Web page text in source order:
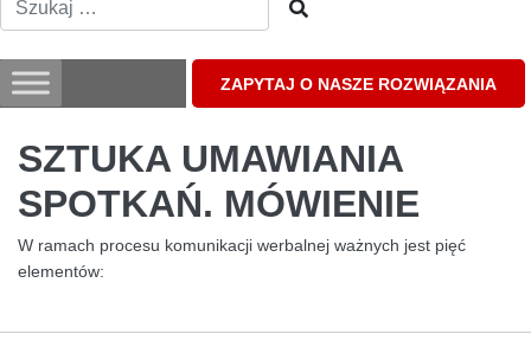
ZAPYTAJ O NASZE ROZWIĄZANIA
SZTUKA UMAWIANIA
SPOTKAŃ. MÓWIENIE
W ramach procesu komunikacji werbalnej ważnych jest pięć
elementów: